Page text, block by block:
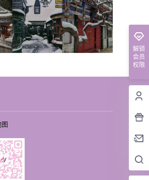
解锁
会员
权限